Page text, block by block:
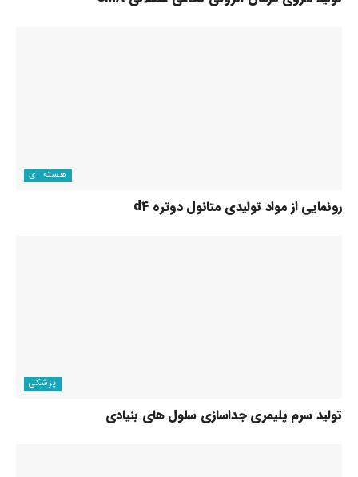
هسته ای
رونمایی از مواد تولیدی متانول دوتره d4
پزشکی
تولید سرم پلیمری جداسازی سلول های بنیادی